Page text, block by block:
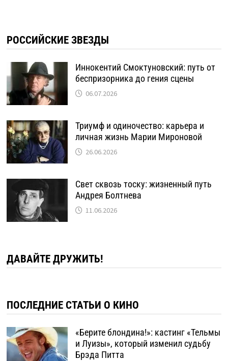
РОССИЙСКИЕ ЗВЕЗДЫ
Иннокентий Смоктуновский: путь от
беспризорника до гения сцены
06.07.2026
Триумф и одиночество: карьера и
личная жизнь Марии Мироновой
26.06.2026
Свет сквозь тоску: жизненный путь
Андрея Болтнева
11.06.2026
ДАВАЙТЕ ДРУЖИТЬ!
ПОСЛЕДНИЕ СТАТЬИ О КИНО
«Берите блондина!»: кастинг «Тельмы
и Луизы», который изменил судьбу
Брэда Питта